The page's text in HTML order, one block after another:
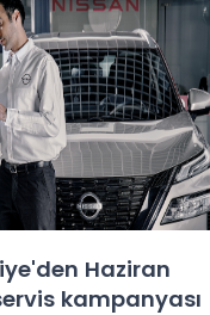
Haziran
kampanyası